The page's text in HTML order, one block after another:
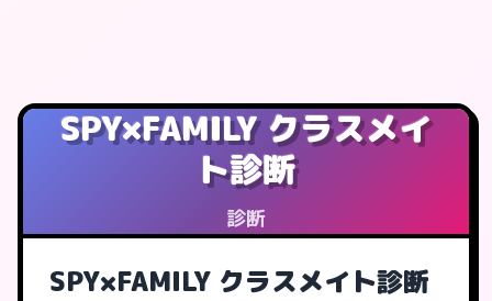
SPY×FAMILY クラスメイ
ト診断
診断
SPY×FAMILY クラスメイト診断